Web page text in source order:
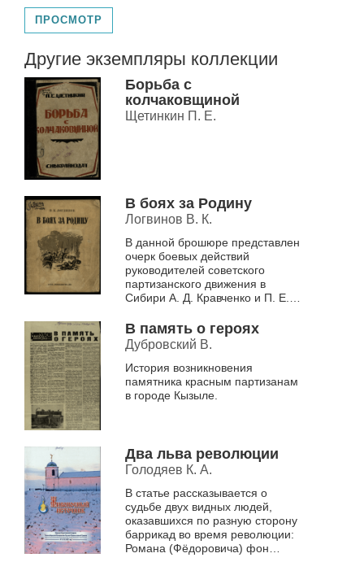
ПРОСМОТР
Другие экземпляры коллекции
Борьба с
колчаковщиной
Щетинкин П. Е.
В боях за Родину
Логвинов В. К.
В данной брошюре представлен
очерк боевых действий
руководителей советского
партизанского движения в
Сибири А. Д. Кравченко и П. Е.
Гражданской войны,
рассказывается об их участии
в...
В память о героях
Дубровский В.
История возникновения
памятника красным партизанам
в городе Кызыле.
Два льва революции
Голодяев К. А.
В статье рассказывается о
судьбе двух видных людей,
оказавшихся по разную сторону
баррикад во время революции:
Романа (Фёдоровича) фон